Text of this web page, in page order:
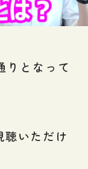
りとなって
いただけ